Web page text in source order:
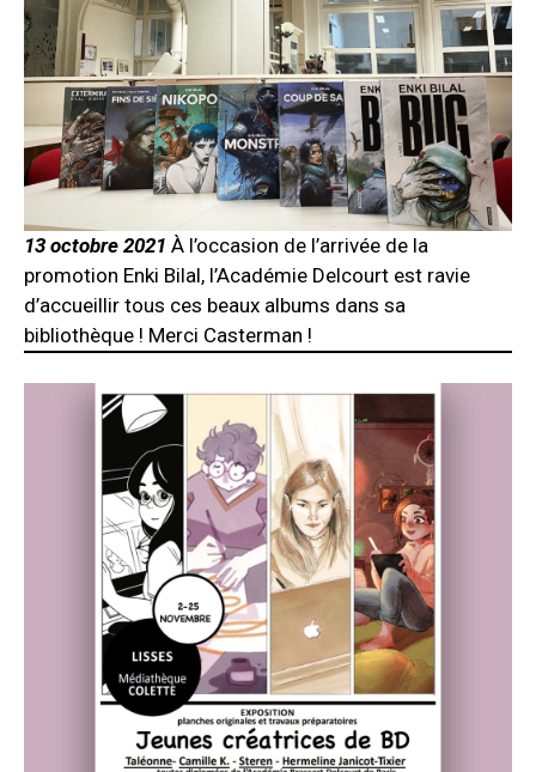
13 octobre 2021 À l’occasion de l’arrivée de la
promotion Enki Bilal, l’Académie Delcourt est ravie
d’accueillir tous ces beaux albums dans sa
bibliothèque ! Merci Casterman !